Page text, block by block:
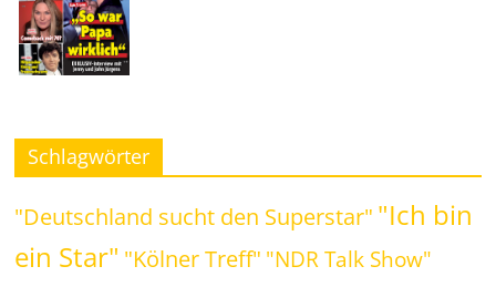
Schlagwörter
"Deutschland sucht den Superstar" "Ich bin
ein Star" "Kölner Treff" "NDR Talk Show"